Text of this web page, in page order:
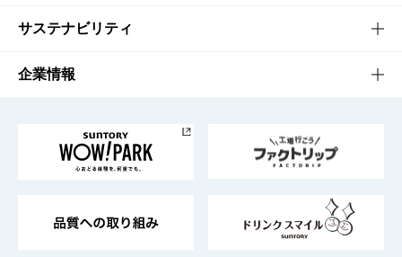
商品発売情報
栄養成分一覧
キャンペーン
工場見学
地域情報
文化・スポーツTOP
サントリーホール
サントリーサンバーズ大阪
サステナビリティ
サステナビリティTOP
サントリーが考えるサステナビリティ経営
企業情報
企業概要